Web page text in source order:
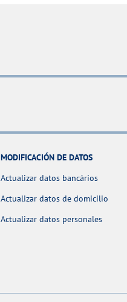
MODIFICACIÓN DE DATOS
Actualizar datos bancários
Actualizar datos de domicilio
Actualizar datos personales